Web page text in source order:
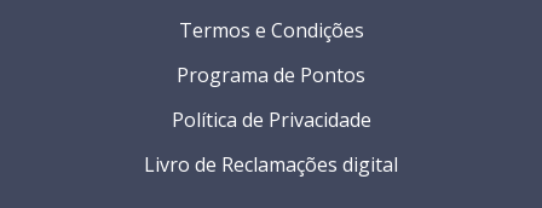
Termos e Condições
Programa de Pontos
Política de Privacidade
Livro de Reclamações digital